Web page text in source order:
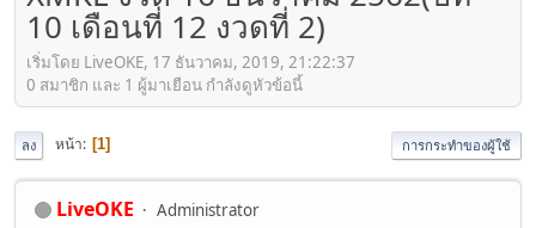
10 เดือนที่ 12 งวดที่ 2)
เริ่มโดย LiveOKE, 17 ธันวาคม, 2019, 21:22:37
0 สมาชิก และ 1 ผู้มาเยือน กำลังดูหัวข้อนี้
ลง หน้า 1 การกระทำของผู้ใช้
LiveOKE Administrator